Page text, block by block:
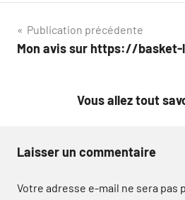
Navigation
de
Publication précédente
Mon avis sur https://
Vous allez tout
Laisser un commentaire
Votre adresse e-mail ne sera pas